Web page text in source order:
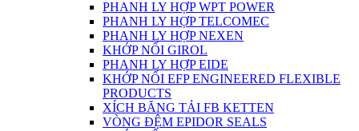
PHANH LY HỢP WPT POWER
PHANH LY HỢP TELCOMEC
PHANH LY HỢP NEXEN
KHỚP NỐI GIROL
PHANH LY HỢP EIDE
KHỚP NỐI EFP ENGINEERED FLEXIBLE
PRODUCTS
XÍCH BĂNG TẢI FB KETTEN
VÒNG ĐỆM EPIDOR SEALS